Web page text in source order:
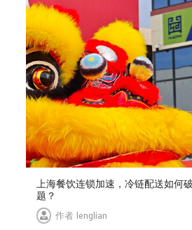
上海餐饮连锁加速，冷链配送如何
题？
作者lenglian